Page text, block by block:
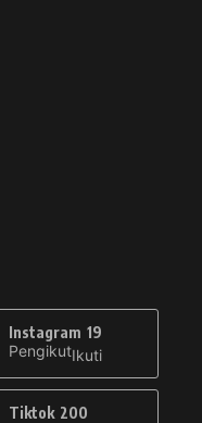
Instagram 19
PengikutIkuti
Tiktok 200